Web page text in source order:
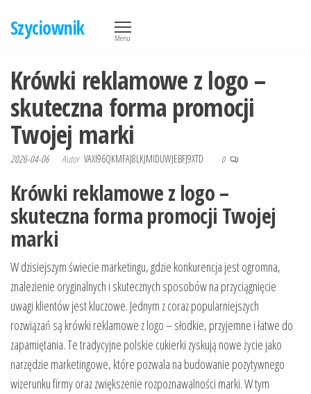
Szyciownik Menu
Krówki reklamowe z logo –
skuteczna forma promocji
Twojej marki
2026-04-06 Autor VAXI96QKMFAJ8LKJMIDUWJEBFJ9XTD 0
Krówki reklamowe z logo –
skuteczna forma promocji Twojej
marki
W dzisiejszym świecie marketingu, gdzie konkurencja jest ogromna,
znalezienie oryginalnych i skutecznych sposobów na przyciągnięcie
uwagi klientów jest kluczowe. Jednym z coraz popularniejszych
rozwiązań są krówki reklamowe z logo – słodkie, przyjemne i łatwe do
zapamiętania. Te tradycyjne polskie cukierki zyskują nowe życie jako
narzędzie marketingowe, które pozwala na budowanie pozytywnego
wizerunku firmy oraz zwiększenie rozpoznawalności marki. W tym